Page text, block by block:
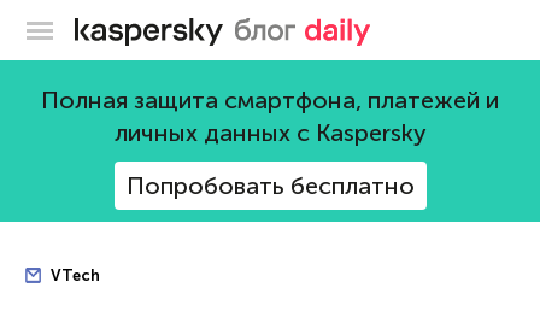
Блог Касперского
Полная защита смартфона, платежей и
личных данных с Kaspersky
Попробовать бесплатно
VTech